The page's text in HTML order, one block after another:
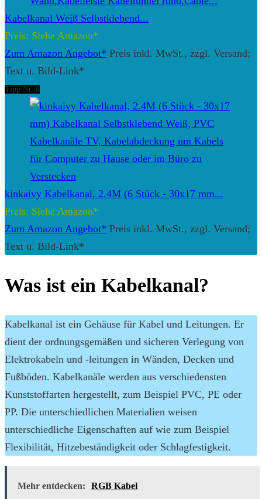
Kabelkanal Weiß Selbstklebend...
Preis: Siehe Amazon*
Zum Amazon Angebot* Preis inkl. MwSt., zzgl. Versand;
Text u. Bild-Link*
Tipp Nr. 6
kinkaivy Kabelkanal, 2.4M (6 Stück - 30x17 mm...
Preis: Siehe Amazon*
Zum Amazon Angebot* Preis inkl. MwSt., zzgl. Versand;
Text u. Bild-Link*
Was ist ein Kabelkanal?
Kabelkanal ist ein Gehäuse für Kabel und Leitungen. Er
dient der ordnungsgemäßen und sicheren Verlegung von
Elektrokabeln und -leitungen in Wänden, Decken und
Fußböden. Kabelkanäle werden aus verschiedensten
Kunststoffarten hergestellt, zum Beispiel PVC, PE oder
PP. Die unterschiedlichen Materialien weisen
unterschiedliche Eigenschaften auf wie zum Beispiel
Flexibilität, Hitzebeständigkeit oder Schlagfestigkeit.
Mehr entdecken: RGB Kabel